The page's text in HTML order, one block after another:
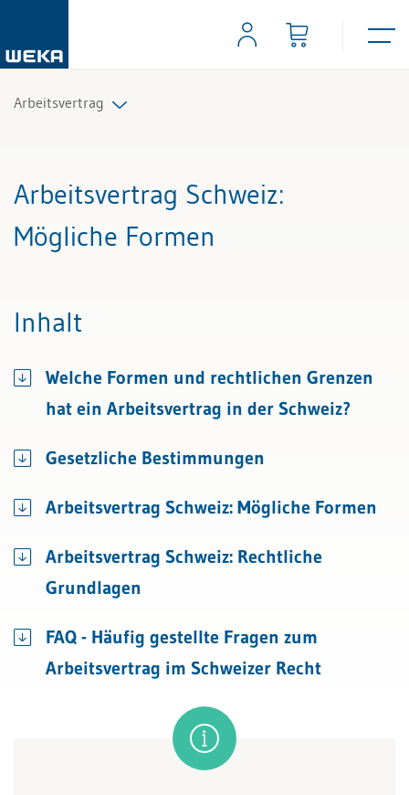
Arbeitsvertrag
Arbeitsvertrag Schweiz:
Mögliche Formen
Inhalt
Welche Formen und rechtlichen Grenzen
hat ein Arbeitsvertrag in der Schweiz?
Gesetzliche Bestimmungen
Arbeitsvertrag Schweiz: Mögliche Formen
Arbeitsvertrag Schweiz: Rechtliche
Grundlagen
FAQ - Häufig gestellte Fragen zum
Arbeitsvertrag im Schweizer Recht